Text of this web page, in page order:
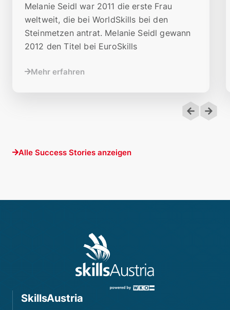
Melanie Seidl war 2011 die erste Frau
weltweit, die bei WorldSkills bei den
Steinmetzen antrat. Melanie Seidl gewann
2012 den Titel bei EuroSkills
Mehr erfahren
Alle Success Stories anzeigen
SkillsAustria